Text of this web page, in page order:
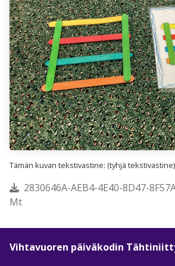
Tämän kuvan tekstivastine: (tyhjä tekstivastine)
2830646A-AEB4-4E40-8D47-
Mt
Vihtavuoren päiväkodin